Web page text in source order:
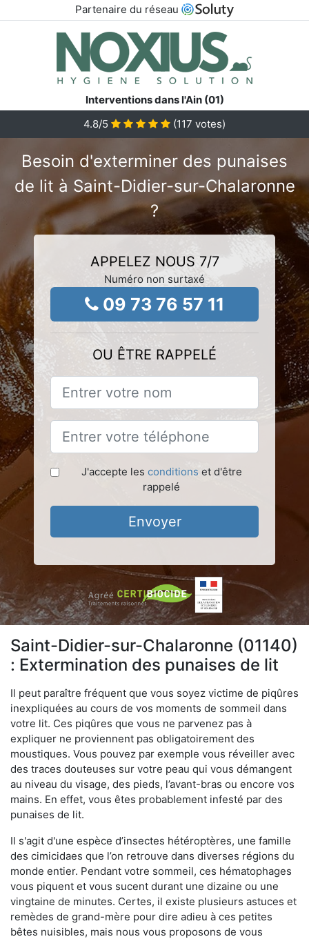
Partenaire du réseau
Interventions dans l'Ain (01)
4.8/5 (117 votes)
Besoin d'exterminer des punaises
de lit à Saint-Didier-sur-Chalaronne
?
APPELEZ NOUS 7/7
Numéro non surtaxé
09 73 76 57 11
OU ÊTRE RAPPELÉ
J'accepte les conditions et d'être
rappelé
Envoyer
Saint-Didier-sur-Chalaronne (01140)
: Extermination des punaises de lit
Il peut paraître fréquent que vous soyez victime de piqûres
inexpliquées au cours de vos moments de sommeil dans
votre lit. Ces piqûres que vous ne parvenez pas à
expliquer ne proviennent pas obligatoirement des
moustiques. Vous pouvez par exemple vous réveiller avec
des traces douteuses sur votre peau qui vous démangent
au niveau du visage, des pieds, l’avant-bras ou encore vos
mains. En effet, vous êtes probablement infesté par des
punaises de lit.
Il s'agit d'une espèce d’insectes hétéroptères, une famille
des cimicidaes que l’on retrouve dans diverses régions du
monde entier. Pendant votre sommeil, ces hématophages
vous piquent et vous sucent durant une dizaine ou une
vingtaine de minutes. Certes, il existe plusieurs astuces et
remèdes de grand-mère pour dire adieu à ces petites
bêtes nuisibles, mais nous vous proposons de vous